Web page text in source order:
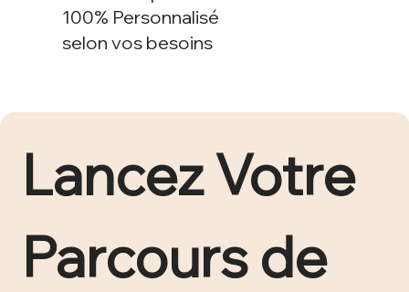
100% Personnalisé
selon vos besoins
Lancez Votre
Parcours de